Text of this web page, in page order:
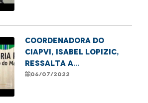
Coordenadora do
Ciapvi, Isabel Lopizic,
ressalta a
subnotificação dos
06/07/2022